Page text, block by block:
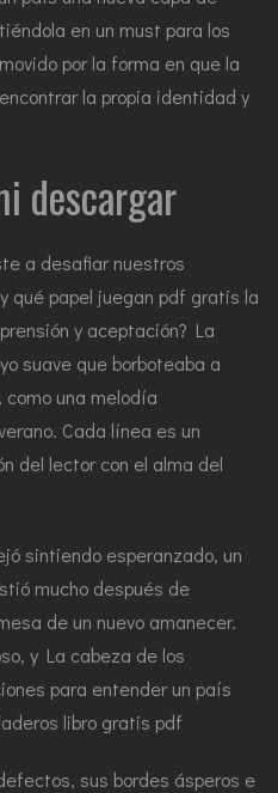
en un must para los
por la forma en que la
la propia identidad y
descargar
a desafiar nuestros
qué papel juegan pdf gratis la
y aceptación? La
suave que borboteaba a
una melodía
Cada línea es un
del lector con el alma del
sintiendo esperanzado, un
mucho después de
de un nuevo amanecer.
y La cabeza de los
para entender un país
libro gratis pdf
sus bordes ásperos e